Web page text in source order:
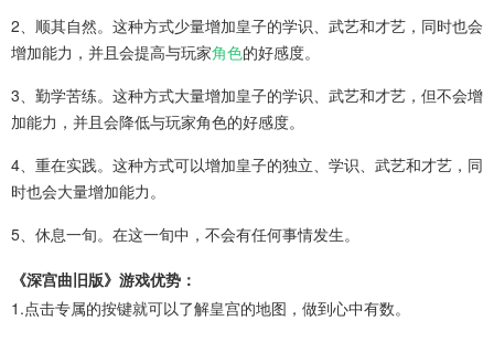
2、顺其自然。这种方式少量增加皇子的学识、武艺和才艺，同时也会
增加能力，并且会提高与玩家角色的好感度。
3、勤学苦练。这种方式大量增加皇子的学识、武艺和才艺，但不会增
加能力，并且会降低与玩家角色的好感度。
4、重在实践。这种方式可以增加皇子的独立、学识、武艺和才艺，同
时也会大量增加能力。
5、休息一旬。在这一旬中，不会有任何事情发生。
《深宫曲旧版》游戏优势：
1.点击专属的按键就可以了解皇宫的地图，做到心中有数。